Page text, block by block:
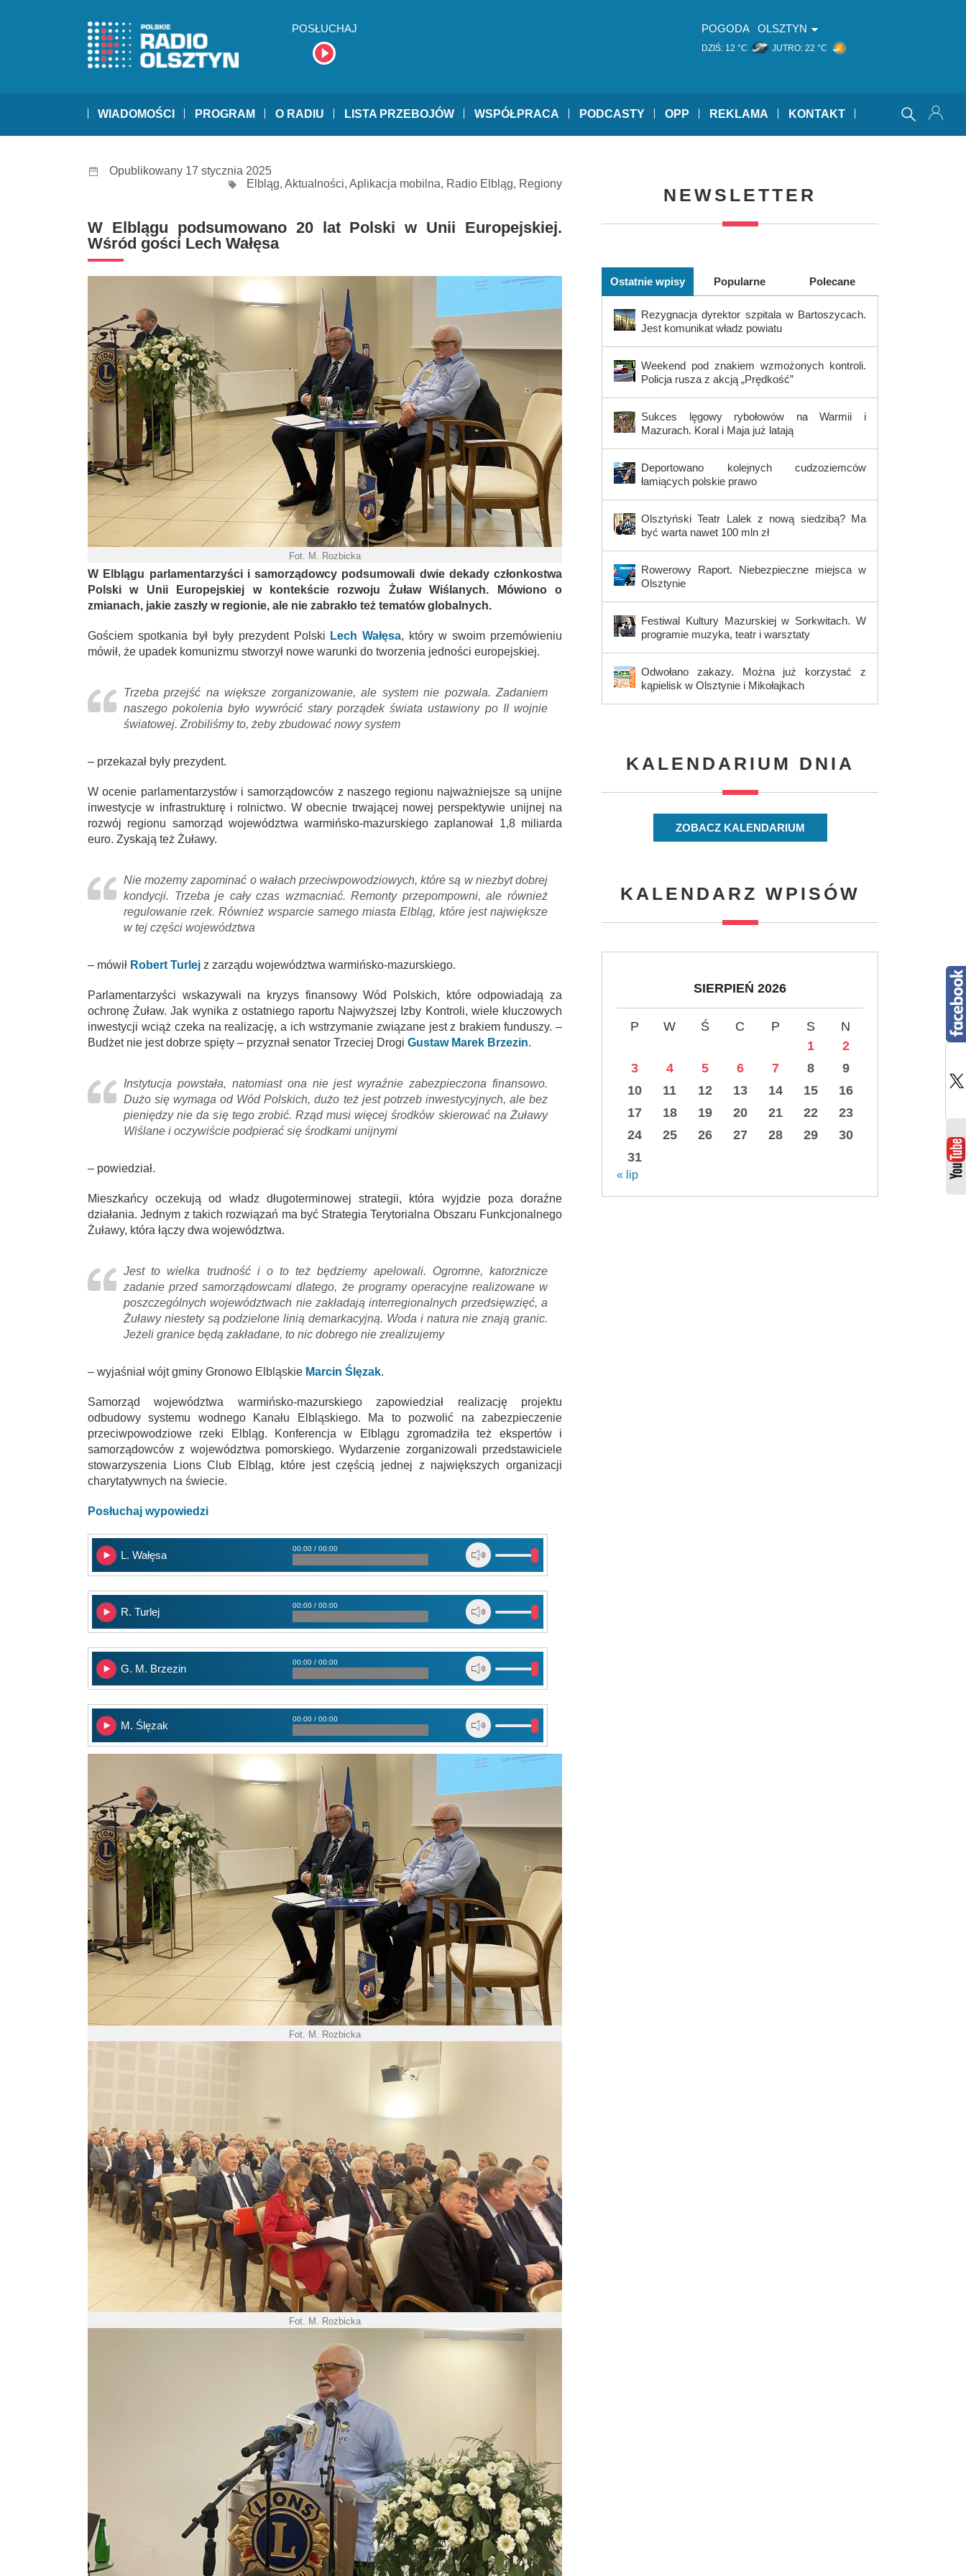
POSŁUCHAJ POGODA OLSZTYN
DZIŚ: 12 °C JUTRO: 22 °C
WIADOMOŚCI PROGRAM O RADIU LISTA PRZEBOJÓW WSPÓŁPRACA PODCASTY OPP REKLAMA KONTAKT
Opublikowany 17 stycznia 2025
Elbląg, Aktualności, Aplikacja mobilna, Radio Elbląg, Regiony
W Elblągu podsumowano 20 lat Polski w Unii Europejskiej.
Wśród gości Lech Wałęsa
Fot. M. Rozbicka
W Elblągu parlamentarzyści i samorządowcy podsumowali dwie dekady członkostwa
Polski w Unii Europejskiej w kontekście rozwoju Żuław Wiślanych. Mówiono o
zmianach, jakie zaszły w regionie, ale nie zabrakło też tematów globalnych.
Gościem spotkania był były prezydent Polski Lech Wałęsa, który w swoim przemówieniu
mówił, że upadek komunizmu stworzył nowe warunki do tworzenia jedności europejskiej.
Trzeba przejść na większe zorganizowanie, ale system nie pozwala. Zadaniem
naszego pokolenia było wywrócić stary porządek świata ustawiony po II wojnie
światowej. Zrobiliśmy to, żeby zbudować nowy system
– przekazał były prezydent.
W ocenie parlamentarzystów i samorządowców z naszego regionu najważniejsze są unijne
inwestycje w infrastrukturę i rolnictwo. W obecnie trwającej nowej perspektywie unijnej na
rozwój regionu samorząd województwa warmińsko-mazurskiego zaplanował 1,8 miliarda
euro. Zyskają też Żuławy.
Nie możemy zapominać o wałach przeciwpowodziowych, które są w niezbyt dobrej
kondycji. Trzeba je cały czas wzmacniać. Remonty przepompowni, ale również
regulowanie rzek. Również wsparcie samego miasta Elbląg, które jest największe
w tej części województwa
– mówił Robert Turlej z zarządu województwa warmińsko-mazurskiego.
Parlamentarzyści wskazywali na kryzys finansowy Wód Polskich, które odpowiadają za
ochronę Żuław. Jak wynika z ostatniego raportu Najwyższej Izby Kontroli, wiele kluczowych
inwestycji wciąż czeka na realizację, a ich wstrzymanie związane jest z brakiem funduszy. –
Budżet nie jest dobrze spięty – przyznał senator Trzeciej Drogi Gustaw Marek Brzezin.
Instytucja powstała, natomiast ona nie jest wyraźnie zabezpieczona finansowo.
Dużo się wymaga od Wód Polskich, dużo też jest potrzeb inwestycyjnych, ale bez
pieniędzy nie da się tego zrobić. Rząd musi więcej środków skierować na Żuławy
Wiślane i oczywiście podpierać się środkami unijnymi
– powiedział.
Mieszkańcy oczekują od władz długoterminowej strategii, która wyjdzie poza doraźne
działania. Jednym z takich rozwiązań ma być Strategia Terytorialna Obszaru Funkcjonalnego
Żuławy, która łączy dwa województwa.
Jest to wielka trudność i o to też będziemy apelowali. Ogromne, katorżnicze
zadanie przed samorządowcami dlatego, że programy operacyjne realizowane w
poszczególnych województwach nie zakładają interregionalnych przedsięwzięć, a
Żuławy niestety są podzielone linią demarkacyjną. Woda i natura nie znają granic.
Jeżeli granice będą zakładane, to nic dobrego nie zrealizujemy
– wyjaśniał wójt gminy Gronowo Elbląskie Marcin Ślęzak.
Samorząd województwa warmińsko-mazurskiego zapowiedział realizację projektu
odbudowy systemu wodnego Kanału Elbląskiego. Ma to pozwolić na zabezpieczenie
przeciwpowodziowe rzeki Elbląg. Konferencja w Elblągu zgromadziła też ekspertów i
samorządowców z województwa pomorskiego. Wydarzenie zorganizowali przedstawiciele
stowarzyszenia Lions Club Elbląg, które jest częścią jednej z największych organizacji
charytatywnych na świecie.
Posłuchaj wypowiedzi
L. Wałęsa
00:00 / 00:00
R. Turlej
00:00 / 00:00
G. M. Brzezin
00:00 / 00:00
M. Ślęzak
00:00 / 00:00
Fot. M. Rozbicka
Fot. M. Rozbicka
NEWSLETTER
Ostatnie wpisy Popularne Polecane
Rezygnacja dyrektor szpitala w Bartoszycach.
Jest komunikat władz powiatu
Weekend pod znakiem wzmożonych kontroli.
Policja rusza z akcją „Prędkość”
Sukces lęgowy rybołowów na Warmii i
Mazurach. Koral i Maja już latają
Deportowano kolejnych cudzoziemców
łamiących polskie prawo
Olsztyński Teatr Lalek z nową siedzibą? Ma
być warta nawet 100 mln zł
Rowerowy Raport. Niebezpieczne miejsca w
Olsztynie
Festiwal Kultury Mazurskiej w Sorkwitach. W
programie muzyka, teatr i warsztaty
Odwołano zakazy. Można już korzystać z
kąpielisk w Olsztynie i Mikołajkach
KALENDARIUM DNIA
ZOBACZ KALENDARIUM
KALENDARZ WPISÓW
SIERPIEŃ 2026
P W Ś C P S
N
1
2
3
4 5 6 7 8
9
10
11 12 13 14 15
16
17
18 19 20 21 22
23
24
25 26 27 28 29
30
31
« lip